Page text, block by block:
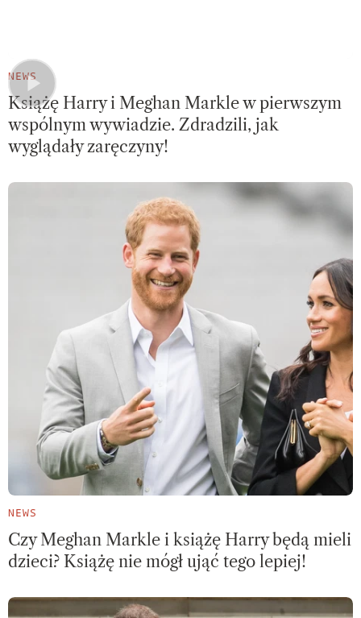
NEWS
Książę Harry i Meghan Markle w pierwszym
wspólnym wywiadzie. Zdradzili, jak
wyglądały zaręczyny!
NEWS
Czy Meghan Markle i książę Harry będą mieli
dzieci? Książę nie mógł ująć tego lepiej!